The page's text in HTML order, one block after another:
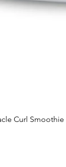
Curl Smoothie